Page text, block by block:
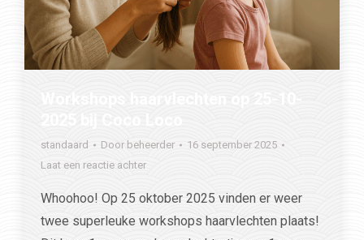
standaard Door beheerder
16 september 2025
Laat een reactie achter
Whoohoo! Op 25 oktober 2025 vinden er weer
twee superleuke workshops haarvlechten plaats!